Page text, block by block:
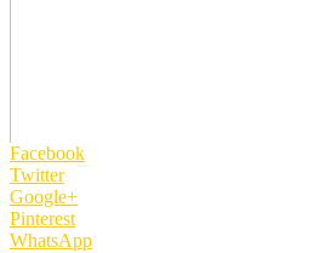
Facebook
Twitter
Google+
Pinterest
WhatsApp